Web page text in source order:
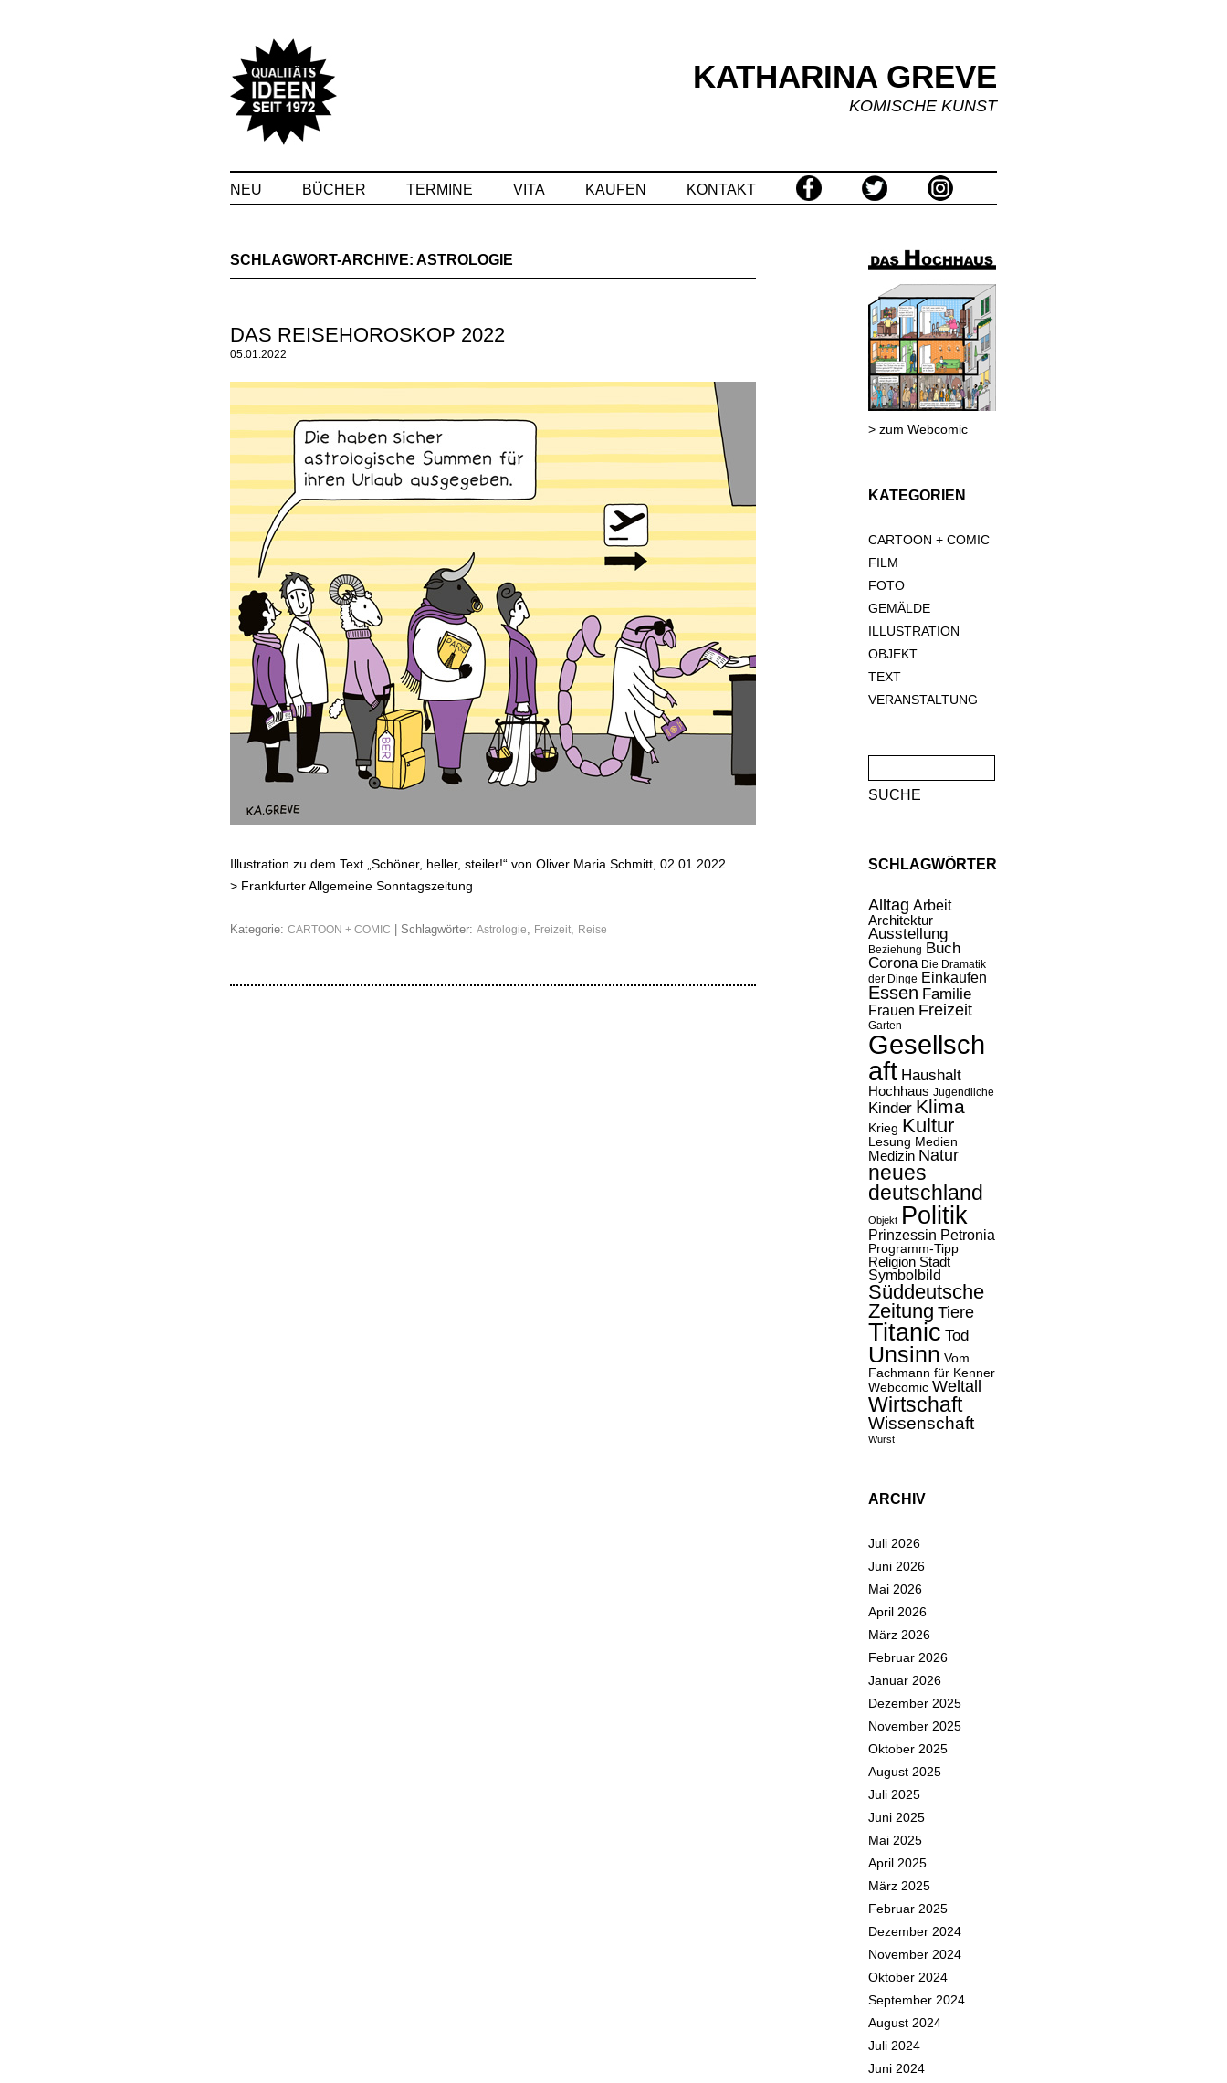
KATHARINA GREVE
KOMISCHE KUNST
NEU BÜCHER TERMINE VITA KAUFEN KONTAKT
SCHLAGWORT-ARCHIVE: ASTROLOGIE
DAS REISEHOROSKOP 2022
05.01.2022
Illustration zu dem Text „Schöner, heller, steiler!“ von Oliver Maria Schmitt, 02.01.2022
> Frankfurter Allgemeine Sonntagszeitung
Kategorie: CARTOON + COMIC | Schlagwörter: Astrologie, Freizeit, Reise
> zum Webcomic
KATEGORIEN
CARTOON + COMIC
FILM
FOTO
GEMÄLDE
ILLUSTRATION
OBJEKT
TEXT
VERANSTALTUNG
nach:
SCHLAGWÖRTER
Alltag Arbeit
Architektur
Ausstellung
Beziehung Buch
Corona Die Dramatik
der Dinge Einkaufen
Essen Familie
Frauen Freizeit
Garten
Gesellsch
aft Haushalt
Hochhaus Jugendliche
Kinder Klima
Krieg Kultur
Lesung Medien
Medizin Natur
neues
deutschland
Objekt Politik
Prinzessin Petronia
Programm-Tipp
Religion Stadt
Symbolbild
Süddeutsche
Zeitung Tiere
Titanic Tod
Unsinn Vom
Fachmann für Kenner
Webcomic Weltall
Wirtschaft
Wissenschaft
Wurst
ARCHIV
Juli 2026
Juni 2026
Mai 2026
April 2026
März 2026
Februar 2026
Januar 2026
Dezember 2025
November 2025
Oktober 2025
August 2025
Juli 2025
Juni 2025
Mai 2025
April 2025
März 2025
Februar 2025
Dezember 2024
November 2024
Oktober 2024
September 2024
August 2024
Juli 2024
Juni 2024